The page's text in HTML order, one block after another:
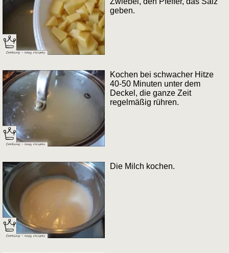
geben.
Kochen bei schwacher Hitze
40-50 Minuten unter dem
Deckel, die ganze Zeit
regelmäßig rühren.
Die Milch kochen.